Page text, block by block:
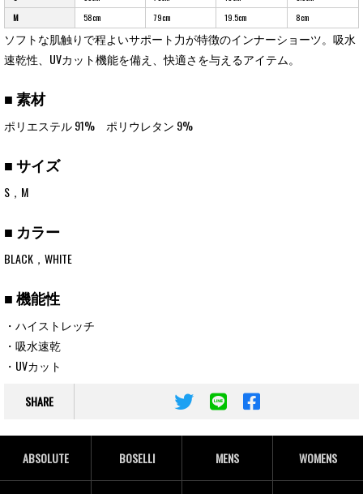
M
58cm 79cm 19.5cm 8cm
ソフトな肌触りで程よいサポート力が特徴のインナーショーツ。吸水
速乾性、UVカット機能を備え、快適さを与えるアイテム。
■ 素材
ポリエステル 91% ポリウレタン 9%
■ サイズ
S，M
■ カラー
BLACK，WHITE
■ 機能性
・ハイストレッチ
・吸水速乾
・UVカット
SHARE
ABSOLUTE BOSELLI MENS WOMENS